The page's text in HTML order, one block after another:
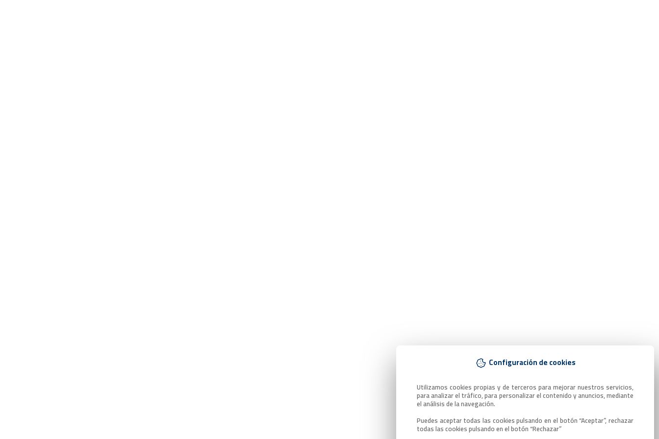
Configuración de cookies
Utilizamos cookies propias y de terceros para mejorar nuestros servicios,
para analizar el tráfico, para personalizar el contenido y anuncios, mediante
el análisis de la navegación.
Puedes aceptar todas las cookies pulsando en el botón “Aceptar”, rechazar
todas las cookies pulsando en el botón “Rechazar”